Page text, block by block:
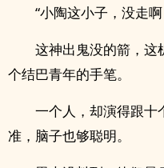
“小陶这小子，没走啊
这神出鬼没的箭，这
个结巴青年的手笔。
一个人，却演得跟十
准，脑子也够聪明。